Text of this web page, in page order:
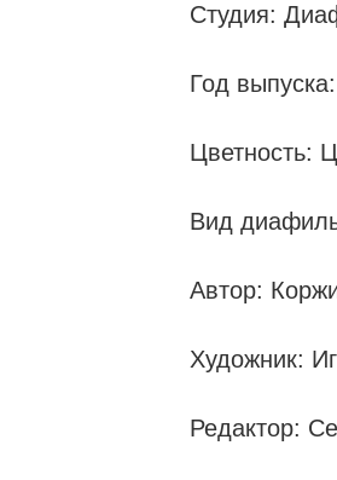
Студия:
Год
Цветность:
Вид
Автор:
Художник:
Редактор: